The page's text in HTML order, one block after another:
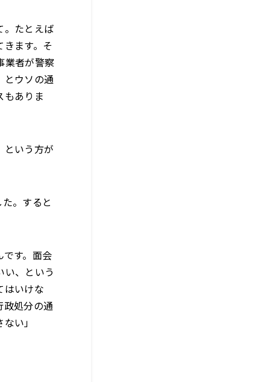
。たとえば
ます。そ
業者が警察
とウソの通
もありま
という方が
。すると
す。面会
、という
はいけな
処分の通
い」